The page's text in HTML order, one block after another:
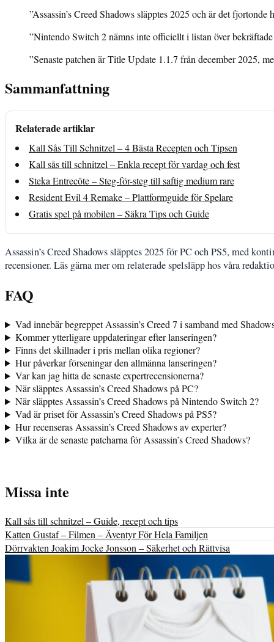
”Assassin’s Creed Shadows släpptes 2025 och är det
”Nintendo Switch 2 nämns inte officiellt i listan över
”Senaste patchen är Title Update 1.1.7 från december 2025,
Sammanfattning
Relaterade artiklar
Kall Sås Till Schnitzel – 4 Bästa Recepten och Tipsen
Kall sås till schnitzel – Enkla recept för vardag och fest
Steka Entrecôte – Steg-för-steg till saftig medium rare
Resident Evil 4 Remake – Plattformguide för Spelare
Gratis spel på mobilen – Säkra Tips och Guide
Assassin’s Creed Shadows släpptes 2025 för PC och PS5, med
recensioner. Läs gärna mer om relaterade spelsläpp hos våra
FAQ
Vad innebär begreppet Assassin’s Creed 7 i samband med
Kommer ytterligare uppdateringar efter lanseringen?
Finns det skillnader i pris mellan olika regioner?
Hur påverkar förseningar den allmänna lanseringen?
Var kan jag hitta de senaste expertrecensionerna?
När släpptes Assassin’s Creed Shadows på PC?
När släpptes Assassin’s Creed Shadows på Nintendo Switch 2?
Vad är priset för Assassin’s Creed Shadows på PS5?
Hur recenseras Assassin’s Creed Shadows av experter?
Vilka är de senaste patcharna för Assassin’s Creed Shadows?
Missa inte
Kall sås till schnitzel – Guide, recept och tips
Katten Gustaf – Filmen – Äventyr För Hela Familjen
Dörrvakten Joakim Jocke Jonsson – Säkerhet och Rättvisa